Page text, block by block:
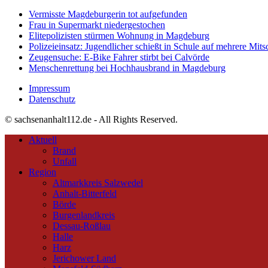
Vermisste Magdeburgerin tot aufgefunden
Frau in Supermarkt niedergestochen
Elitepolizisten stürmen Wohnung in Magdeburg
Polizeieinsatz: Jugendlicher schießt in Schule auf mehrere
Zeugensuche: E-Bike Fahrer stirbt bei Calvörde
Menschenrettung bei Hochhausbrand in Magdeburg
Impressum
Datenschutz
© sachsenanhalt112.de - All Rights Reserved.
Aktuell
Brand
Unfall
Region
Altmarkkreis Salzwedel
Anhalt-Bitterfeld
Börde
Burgenlandkreis
Dessau-Roßlau
Halle
Harz
Jerichower Land